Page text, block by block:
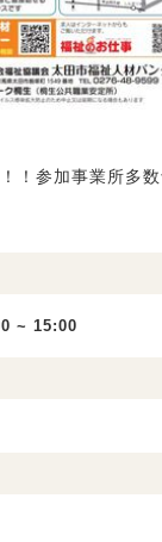
！参加事業所多数
~ 15:00